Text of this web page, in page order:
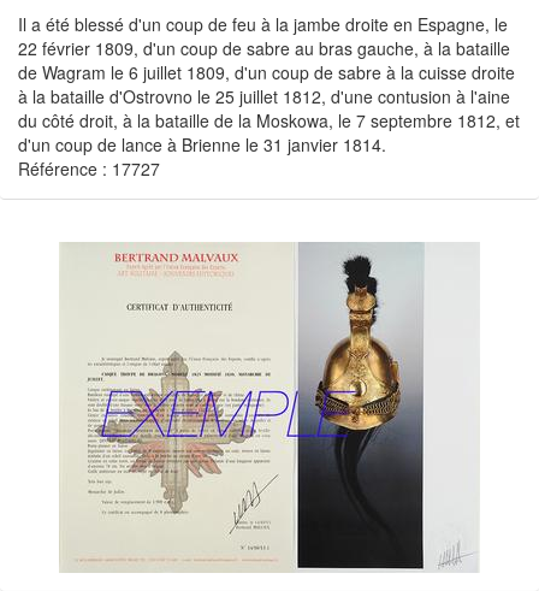
Il a été blessé d'un coup de feu à la jambe droite en Espagne, le
22 février 1809, d'un coup de sabre au bras gauche, à la bataille
de Wagram le 6 juillet 1809, d'un coup de sabre à la cuisse droite
à la bataille d'Ostrovno le 25 juillet 1812, d'une contusion à l'aine
du côté droit, à la bataille de la Moskowa, le 7 septembre 1812, et
d'un coup de lance à Brienne le 31 janvier 1814.
Référence : 17727